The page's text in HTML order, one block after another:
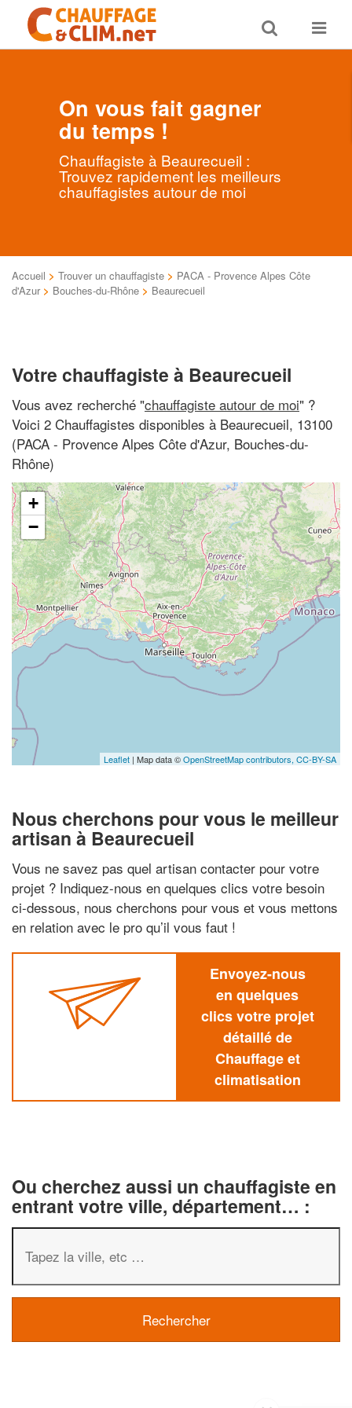
Toggle
search
Toggle
On vous fait gagner
du temps !
Chauffagiste à Beaurecueil :
Trouvez rapidement les meilleurs
chauffagistes autour de moi
Accueil > Trouver un chauffagiste > PACA - Provence Alpes Côte
d'Azur > Bouches-du-Rhône > Beaurecueil
Votre chauffagiste à Beaurecueil
Vous avez recherché "chauffagiste autour de moi" ?
Voici 2 Chauffagistes disponibles à Beaurecueil, 13100
(PACA - Provence Alpes Côte d'Azur, Bouches-du-
Rhône)
+
−
Leaflet | Map data ©OpenStreetMap contributors, CC-BY-SA
Nous cherchons pour vous le meilleur
artisan à Beaurecueil
Vous ne savez pas quel artisan contacter pour votre
projet ? Indiquez-nous en quelques clics votre besoin
ci-dessous, nous cherchons pour vous et vous mettons
en relation avec le pro qu’il vous faut !
Envoyez-nous
en quelques
clics votre projet
détaillé de
Chauffage et
climatisation
Ou cherchez aussi un chauffagiste en
entrant votre ville, département… :